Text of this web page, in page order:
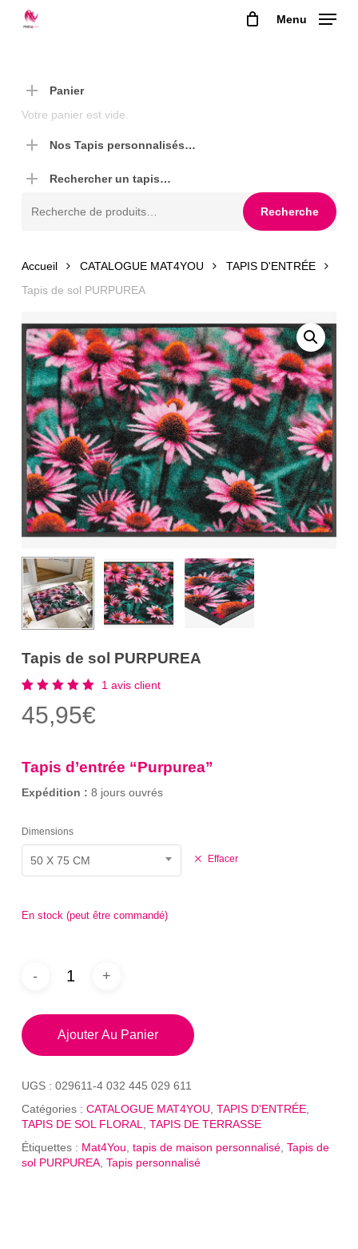
Menu
Panier
Votre panier est vide.
Nos Tapis personnalisés…
Rechercher un tapis…
Recherche
Accueil CATALOGUE MAT4YOU
TAPIS D'ENTRÉE
Tapis de sol PURPUREA
Tapis de sol PURPUREA
5.00
sur 5
client
1 avis client
45,95€
Tapis d’entrée “Purpurea”
Expédition : 8 jours ouvrés
Dimensions
50 X 75 CM Effacer
En stock (peut être commandé)
Ajouter Au Panier
UGS : 029611-4 032 445 029 611
Catégories : CATALOGUE MAT4YOU TAPIS D'ENTRÉE,
TAPIS DE SOL FLORAL
TAPIS DE TERRASSE
Étiquettes : Mat4You tapis de maison personnalisé, Tapis de
sol PURPUREA, Tapis personnalisé